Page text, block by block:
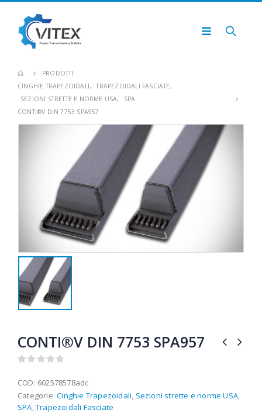
PRODOTTI
CINGHIE TRAPEZOIDALI, TRAPEZOIDALI FASCIATE,
SEZIONI STRETTE E NORME USA,
SPA
CONTI®V DIN 7753 SPA957
CONTI®V DIN 7753 SPA957
COD: 602578578adc
Categorie:Cinghie Trapezoidali Sezioni strette e norme USA
SPA ,Trapezoidali Fasciate